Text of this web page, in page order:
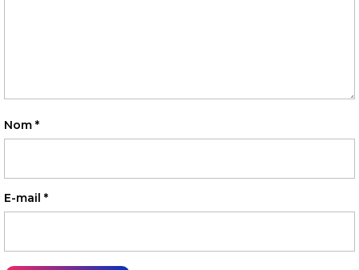
Nom *
E-mail *